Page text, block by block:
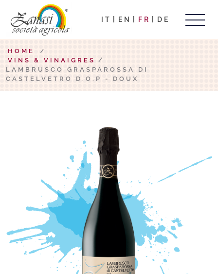
IT EN FR DE
HOME
/
VINS & VINAIGRES
LAMBRUSCO GRASPAROSSA DI
CASTELVETRO D.O.P - DOUX